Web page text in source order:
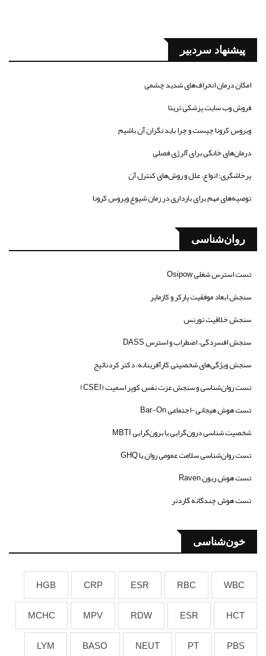
پیشنهاد سردبیر
امکان درمان انحراف‌های شدید چشمی
فروش وب سایت پزشکی تریتا
ویروس کرونا چیست و چرا باید نگران آن باشیم
درمان‌های خانگی برای آلرژی فصلی
پرخاشگری؛ انواع، علل و روش‌های کنترل آن
توصیه‌های مهم برای بارداری در زمان شیوع ویروس کرونا
روان‌شناسی
تست استرس شغلی Osipow
سنجش ابعاد موفقیت پارکر و کازمایر
سنجش خلاقیت تورنس
سنجش افسردگی، اضطراب و استرس DASS
سنجش ویژگی‌های شخصیتی کارآفرینانه، دکتر کردنائیج
تست روان‌شناسی و سنجش عزت نفس کوپر اسمیت (CSEI)
تست هوش هیجانی-اجتماعی Bar-On
شخصیت شناسی درون‌گرایی یا برون‌گرایی MBTI
تست روان‌شناسی سلامت عمومی روان یا GHQ
تست هوش ریون Raven
تست هوش چندگانه گاردنر
خون‌شناسی
WBC
RBC
ESR
CRP
HGB
HCT
ESR
RDW
MPV
MCHC
PBS
PT
NEUT
BASO
LYM